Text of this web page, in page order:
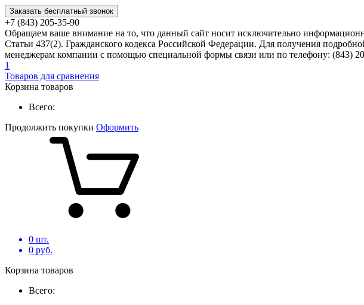
Заказать бесплатный звонок
+7 (843) 205-35-90
Обращаем ваше внимание на то, что данный сайт носит исключительно
Статьи 437(2). Гражданского кодекса Российской Федерации. Для получения
менеджерам компании с помощью специальной формы связи или по телефону: (843)
1
Товаров для сравнения
Корзина товаров
Всего:
Продолжить покупки Оформить
0 шт.
0 руб.
Корзина товаров
Всего: